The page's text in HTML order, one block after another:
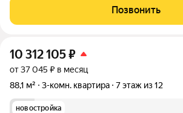
капитал, наличные средства. Просторная 3-
квартира-распашонка в кирпичном доме
Позвонить
10 312 105₽
от 37 045 ₽ в месяц
88,1 м²
3-комн. квартира 7 этаж из 12
новостройка